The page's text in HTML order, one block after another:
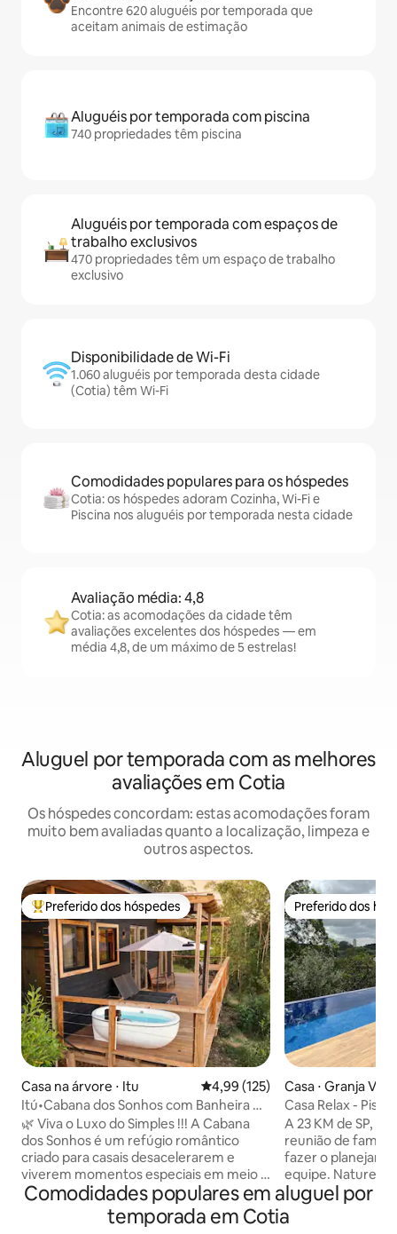
Encontre 620 aluguéis por temporada que
aceitam animais de estimação
Aluguéis por temporada com piscina
740 propriedades têm piscina
Aluguéis por temporada com espaços de
trabalho exclusivos
470 propriedades têm um espaço de trabalho
exclusivo
Disponibilidade de Wi-Fi
1.060 aluguéis por temporada desta cidade
(Cotia) têm Wi-Fi
Comodidades populares para os hóspedes
Cotia: os hóspedes adoram Cozinha, Wi-Fi e
Piscina nos aluguéis por temporada nesta cidade
Avaliação média: 4,8
Cotia: as acomodações da cidade têm
avaliações excelentes dos hóspedes — em
média 4,8, de um máximo de 5 estrelas!
Aluguel por temporada com as melhores
avaliações em Cotia
Os hóspedes concordam: estas acomodações foram
muito bem avaliadas quanto a localização, limpeza e
outros aspectos.
Entre os melhores preferidos dos hóspedes
Preferido dos hóspedes
Casa na árvore ⋅ Itu 4,99 de uma avaliação média de
4,99 (125)
Itú•Cabana dos Sonhos com Banheira &
Vista Única!
🌿 Viva o Luxo do Simples !!! A Cabana
dos Sonhos é um refúgio romântico
criado para casais desacelerarem e
viverem momentos especiais em meio à
natureza. Em uma área de 80.000 m²,
oferece cama Emma Queen Size, sala
acolhedora, cozinha funcional, ar-
Preferido dos
Preferido dos
Casa ⋅ Granja
Casa Relax -
Perto SP
A 23 KM de SP, a
reunião de
fazer o
equipe.
Piscina
em dias frios e
18h. Roupa de
Comodidades populares em aluguel por
temporada em Cotia